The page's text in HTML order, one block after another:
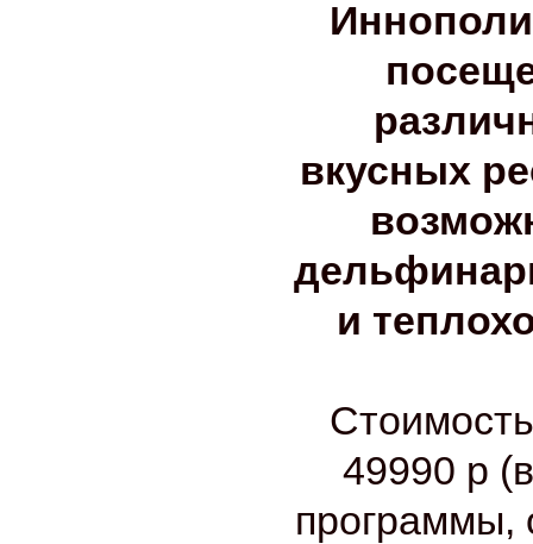
вкусных
и
49990 р
программы,